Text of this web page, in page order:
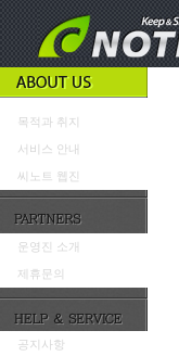
목적과 취지
서비스 안내
씨노트 웹진
운영진 소개
제휴문의
공지사항